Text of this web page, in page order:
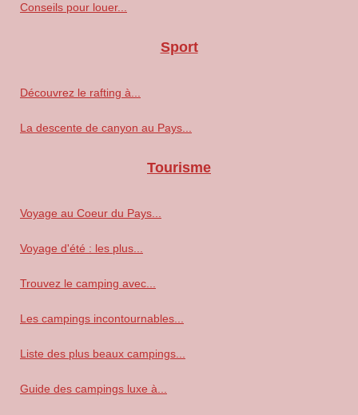
Conseils pour louer...
Sport
Découvrez le rafting à...
La descente de canyon au Pays...
Tourisme
Voyage au Coeur du Pays...
Voyage d'été : les plus...
Trouvez le camping avec...
Les campings incontournables...
Liste des plus beaux campings...
Guide des campings luxe à...